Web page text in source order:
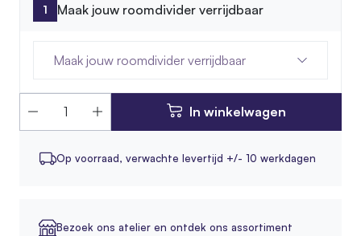
Maak jouw roomdivider verrijdbaar
Maak jouw roomdivider verrijdbaar
In winkelwagen
Op voorraad, verwachte levertijd +/- 10 werkdagen
Bezoek ons atelier en ontdek ons assortiment